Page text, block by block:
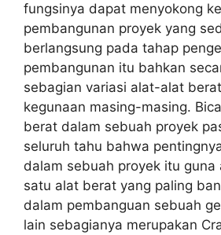
fungsinya dapat menyokong
pembangunan proyek yang
berlangsung pada tahap
pembangunan itu bahkan
sebagian variasi alat-alat
kegunaan masing-masing.
berat dalam sebuah proyek
seluruh tahu bahwa
dalam sebuah proyek itu guna
satu alat berat yang paling
dalam pembanguan sebuah
lain sebagianya merupakan